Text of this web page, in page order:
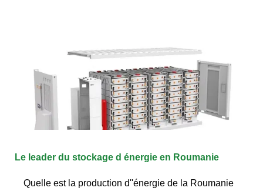
Le leader du stockage d énergie en Roumanie
Quelle est la production d''énergie de la Roumanie